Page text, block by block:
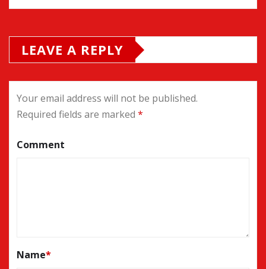
LEAVE A REPLY
Your email address will not be published.
Required fields are marked *
Comment
Name*